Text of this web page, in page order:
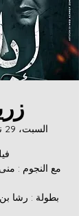
السبت، 29 نوفمبر
مع النجوم :
بطولة : رشا